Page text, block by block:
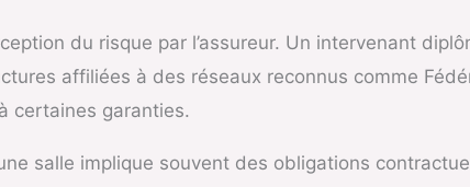
du risque par l’assureur. Un intervenant
affiliées à des réseaux reconnus comme
certaines garanties.
salle implique souvent des obligations